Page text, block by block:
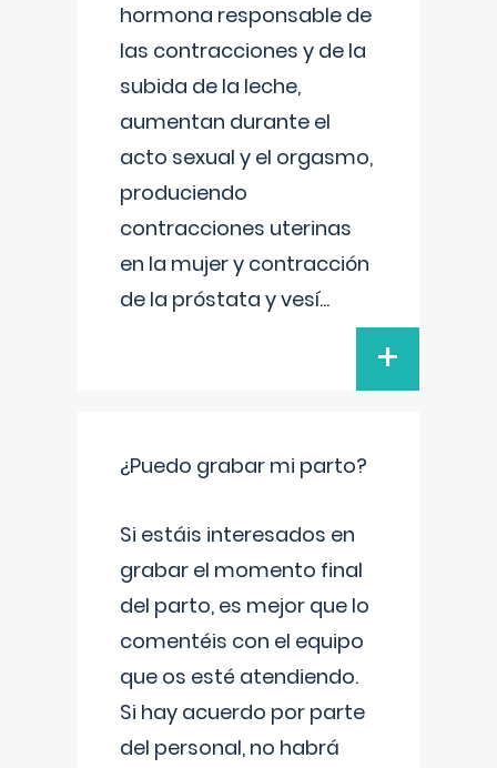
hormona responsable de
las contracciones y de la
subida de la leche,
aumentan durante el
acto sexual y el orgasmo,
produciendo
contracciones uterinas
en la mujer y contracción
de la próstata y vesí...
+
¿Puedo grabar mi parto?
Si estáis interesados en
grabar el momento final
del parto, es mejor que lo
comentéis con el equipo
que os esté atendiendo.
Si hay acuerdo por parte
del personal, no habrá